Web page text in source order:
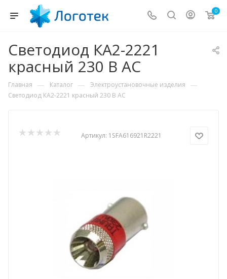
0
Светодиод КА2-2221
красный 230 В АС
Главная — Каталог — Электроустановочные изделия —
Светодиод КА2-2221 красный 230 В АС
Артикул: 1SFA616921R2221